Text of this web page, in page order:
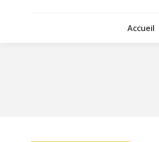
Accueil